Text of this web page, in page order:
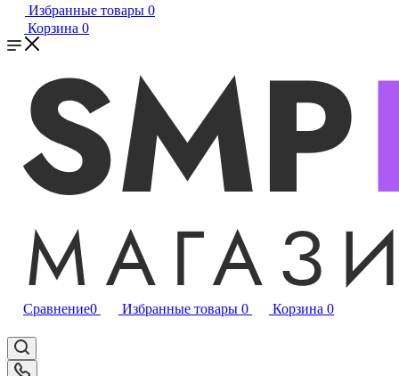
Избранные товары 0
Корзина 0
Сравнение0 Избранные товары 0 Корзина 0